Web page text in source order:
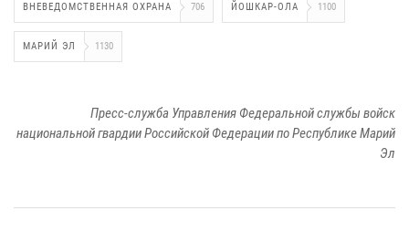
ВНЕВЕДОМСТВЕННАЯ ОХРАНА 706 ЙОШКАР-ОЛА 1100
МАРИЙ ЭЛ 1130
Пресс-служба Управления Федеральной службы войск
национальной гвардии Российской Федерации по Республике Марий
Эл